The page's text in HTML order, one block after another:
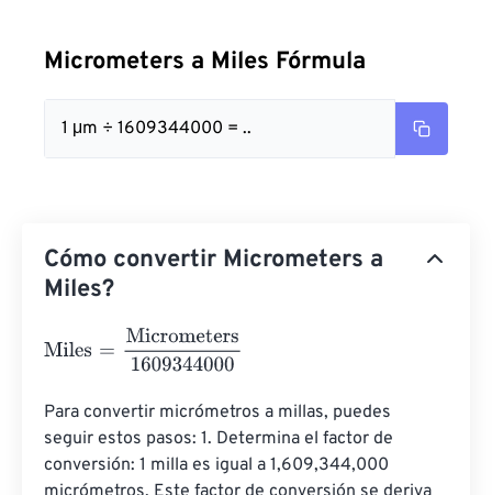
Micrometers a Miles Fórmula
1 μm ÷ 1609344000 = ..
Cómo convertir Micrometers a
Miles?
Miles Micrometers1609344000
Para convertir micrómetros a millas, puedes
seguir estos pasos: 1. Determina el factor de
conversión: 1 milla es igual a 1,609,344,000